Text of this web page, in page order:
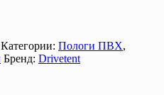
Категории: Пологи ПВХ,
Бренд: Drivetent